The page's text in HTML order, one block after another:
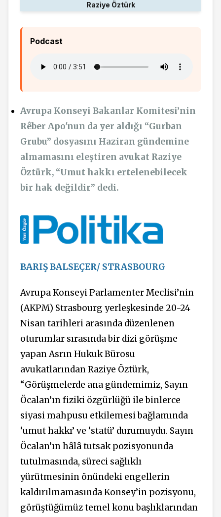
Raziye Öztürk
Podcast
Avrupa Konseyi Bakanlar Komitesi’nin
Rêber Apo'nun da yer aldığı “Gurban
Grubu” dosyasını Haziran gündemine
almamasını eleştiren avukat Raziye
Öztürk, “Umut hakkı ertelenebilecek
bir hak değildir” dedi.
BARIŞ BALSEÇER/ STRASBOURG
Avrupa Konseyi Parlamenter Meclisi’nin
(AKPM) Strasbourg yerleşkesinde 20-24
Nisan tarihleri arasında düzenlenen
oturumlar sırasında bir dizi görüşme
yapan Asrın Hukuk Bürosu
avukatlarından Raziye Öztürk,
“Görüşmelerde ana gündemimiz, Sayın
Öcalan’ın fiziki özgürlüğü ilebinlerce
siyasi mahpusu etkilemesi bağlamında
‘umut hakkı’ ve ‘statü’ durumuydu. Sayın
Öcalan’ınhâlâtutsak pozisyonunda
tutulmasında, süreci sağlıklı
yürütmesinin önündeki engellerin
kaldırılmamasında Konsey’in pozisyonu,
görüştüğümüz temel konu başlıklarından